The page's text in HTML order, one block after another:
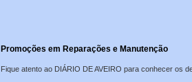
Promoções em Reparações e Manutenção
Fique atento ao DIÁRIO DE AVEIRO para conhecer os